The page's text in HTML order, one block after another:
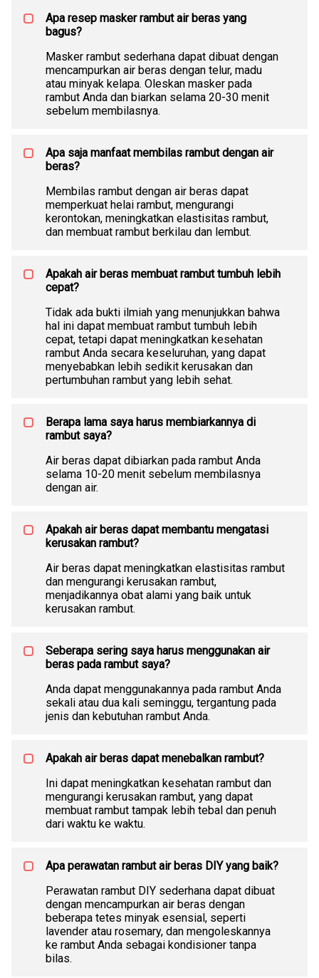
Apa resep masker rambut air beras yang
bagus?
Masker rambut sederhana dapat dibuat dengan
mencampurkan air beras dengan telur, madu
atau minyak kelapa. Oleskan masker pada
rambut Anda dan biarkan selama 20-30 menit
sebelum membilasnya.
Apa saja manfaat membilas rambut dengan air
beras?
Membilas rambut dengan air beras dapat
memperkuat helai rambut, mengurangi
kerontokan, meningkatkan elastisitas rambut,
dan membuat rambut berkilau dan lembut.
Apakah air beras membuat rambut tumbuh lebih
cepat?
Tidak ada bukti ilmiah yang menunjukkan bahwa
hal ini dapat membuat rambut tumbuh lebih
cepat, tetapi dapat meningkatkan kesehatan
rambut Anda secara keseluruhan, yang dapat
menyebabkan lebih sedikit kerusakan dan
pertumbuhan rambut yang lebih sehat.
Berapa lama saya harus membiarkannya di
rambut saya?
Air beras dapat dibiarkan pada rambut Anda
selama 10-20 menit sebelum membilasnya
dengan air.
Apakah air beras dapat membantu mengatasi
kerusakan rambut?
Air beras dapat meningkatkan elastisitas rambut
dan mengurangi kerusakan rambut,
menjadikannya obat alami yang baik untuk
kerusakan rambut.
Seberapa sering saya harus menggunakan air
beras pada rambut saya?
Anda dapat menggunakannya pada rambut Anda
sekali atau dua kali seminggu, tergantung pada
jenis dan kebutuhan rambut Anda.
Apakah air beras dapat menebalkan rambut?
Ini dapat meningkatkan kesehatan rambut dan
mengurangi kerusakan rambut, yang dapat
membuat rambut tampak lebih tebal dan penuh
dari waktu ke waktu.
Apa perawatan rambut air beras DIY yang baik?
Perawatan rambut DIY sederhana dapat dibuat
dengan mencampurkan air beras dengan
beberapa tetes minyak esensial, seperti
lavender atau rosemary, dan mengoleskannya
ke rambut Anda sebagai kondisioner tanpa
bilas.